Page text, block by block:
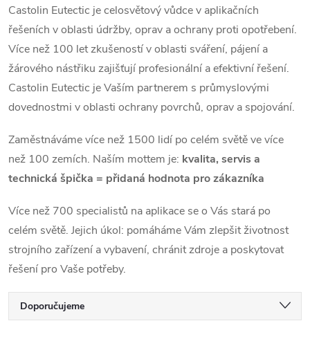
Castolin Eutectic je celosvětový vůdce v aplikačních
řešeních v oblasti údržby, oprav a ochrany proti opotřebení.
Více než 100 let zkušeností v oblasti sváření, pájení a
žárového nástřiku zajišťují profesionální a efektivní řešení.
Castolin Eutectic je Vaším partnerem s průmyslovými
dovednostmi v oblasti ochrany povrchů, oprav a spojování.
Zaměstnáváme více než 1500 lidí po celém světě ve více
než 100 zemích. Naším mottem je: kvalita, servis a
technická špička = přidaná hodnota pro zákazníka
Více než 700 specialistů na aplikace se o Vás stará po
celém světě. Jejich úkol: pomáháme Vám zlepšit životnost
strojního zařízení a vybavení, chránit zdroje a poskytovat
řešení pro Vaše potřeby.
Řazení produktů
Doporučujeme